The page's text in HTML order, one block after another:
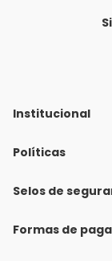
Institucional
Quem Somos
Nossas lojas
Políticas
Política de Envio
Políticas de
Selos de
Formas de